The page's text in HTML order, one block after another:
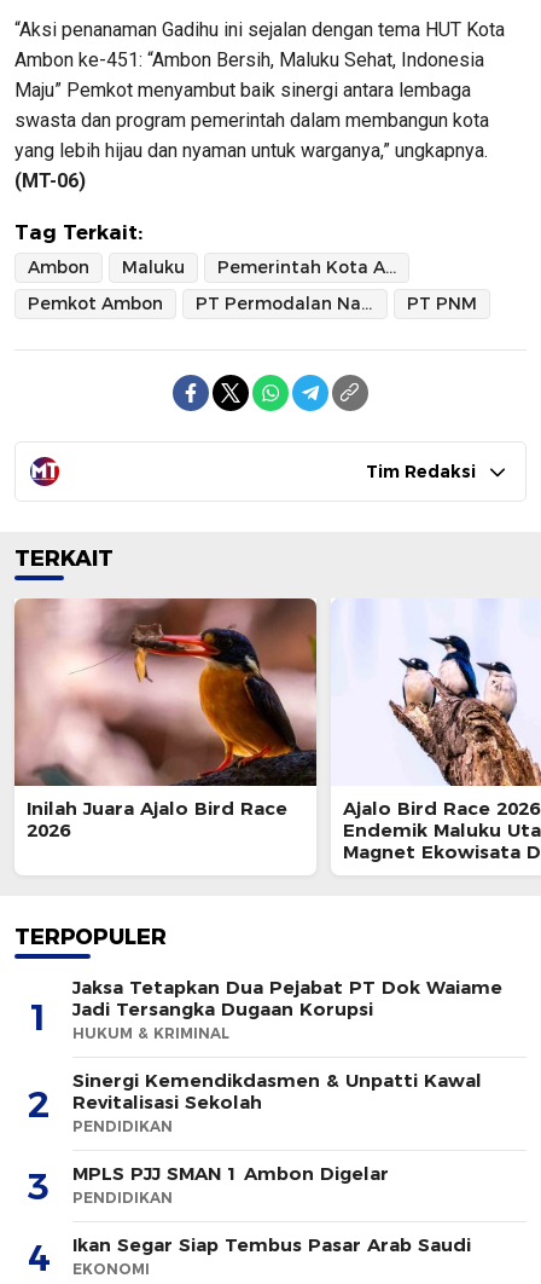
“Aksi penanaman Gadihu ini sejalan dengan tema HUT Kota
Ambon ke-451: “Ambon Bersih, Maluku Sehat, Indonesia
Maju” Pemkot menyambut baik sinergi antara lembaga
swasta dan program pemerintah dalam membangun kota
yang lebih hijau dan nyaman untuk warganya,” ungkapnya.
(MT-06)
Tag Terkait:
Ambon Maluku
Pemerintah Kota Ambon
Pemkot Ambon
PT Permodalan Nasional Madani PT PNM
Tim Redaksi
TERKAIT
Inilah Juara Ajalo Bird Race
2026
Ajalo Bird Race
Endemik Maluku
Magnet Ekowisata
TERPOPULER
1
Jaksa Tetapkan Dua Pejabat PT Dok Waiame
Jadi Tersangka Dugaan Korupsi
HUKUM & KRIMINAL
2
Sinergi Kemendikdasmen & Unpatti Kawal
Revitalisasi Sekolah
PENDIDIKAN
3 MPLS PJJ SMAN 1 Ambon Digelar
PENDIDIKAN
4 Ikan Segar Siap Tembus Pasar Arab Saudi
EKONOMI